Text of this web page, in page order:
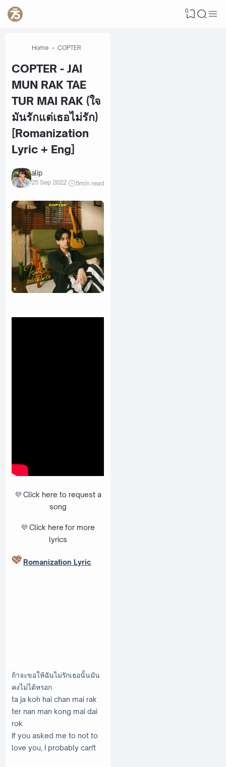
0
Home COPTER
COPTER - JAI
MUN RAK TAE
TUR MAI RAK (ใจ
มันรักแต่เธอไม่รัก)
[Romanization
Lyric + Eng]
alip
25 Sep 2022 5min read
💜 Click here to request a
song
💜 Click here for more
lyrics
Romanization Lyric
ถ้าจะขอให้ฉันไม่รักเธอนั้นมัน
คงไม่ได้หรอก
ta ja koh hai chan mai rak
ter nan man kong mai dai
rok
If you asked me to not to
love you, I probably can't